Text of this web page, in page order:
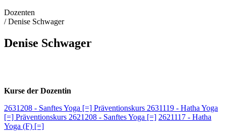
Dozenten
/Denise Schwager
Denise Schwager
Kurse der Dozentin
2631208 - Sanftes Yoga [=] Präventionskurs 2631119 - Hatha Yoga
[=] Präventionskurs 2621208 - Sanftes Yoga [=] 2621117 - Hatha
Yoga (F) [=]